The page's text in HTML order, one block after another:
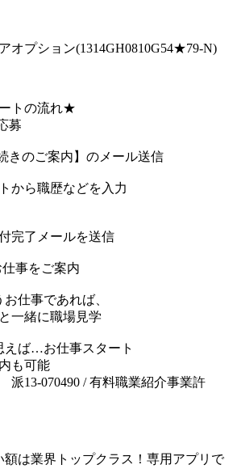
オプション(1314GH0810G54★79-N)
トの流れ★
募
きのご案内】のメール送信
から職歴などを入力
完了メールを送信
事をご案内
仕事であれば、
一緒に職場見学
えば…お仕事スタート
も可能
13-070490 / 有料職業紹介事業許
額は業界トップクラス！専用アプリで